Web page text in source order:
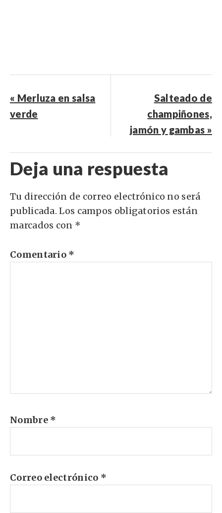
« Merluza en salsa
verde
Salteado de
champiñones,
jamón y gambas »
Deja una respuesta
Tu dirección de correo electrónico no será
publicada. Los campos obligatorios están
marcados con *
Comentario *
Nombre *
Correo electrónico *